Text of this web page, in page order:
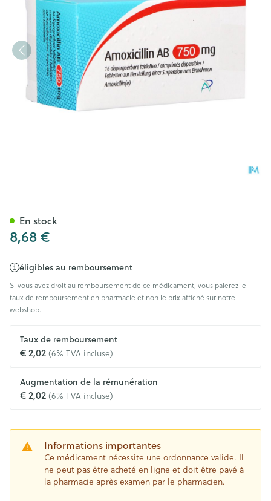
8,68 €
éligibles au remboursement
Si vous avez droit au remboursement de ce médicament, vous paierez le
taux de remboursement en pharmacie et non le prix affiché sur notre
webshop.
Taux de remboursement
€ 2,02(6% TVA incluse)
Augmentation de la rémunération
€ 2,02(6% TVA incluse)
Informations importantes
Ce médicament nécessite une ordonnance valide. Il
ne peut pas être acheté en ligne et doit être payé à
la pharmacie après examen par le pharmacien.
En stock